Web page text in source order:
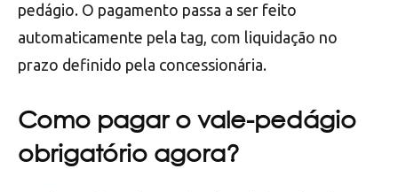
pedágio. O pagamento passa a ser feito
automaticamente pela tag, com liquidação no
prazo definido pela concessionária.
Como pagar o vale-pedágio
obrigatório agora?